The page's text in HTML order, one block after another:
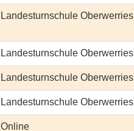
Landesturnschule Oberwerries
Landesturnschule Oberwerries
Landesturnschule Oberwerries
Landesturnschule Oberwerries
Online